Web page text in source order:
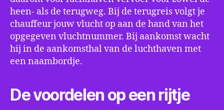
heen- als de terugweg. Bij de terugreis volgt je
chauffeur jouw vlucht op aan de hand van het
opgegeven vluchtnummer. Bij aankomst wacht
hij in de aankomsthal van de luchthaven met
een naambordje.
De voordelen op een rijtje